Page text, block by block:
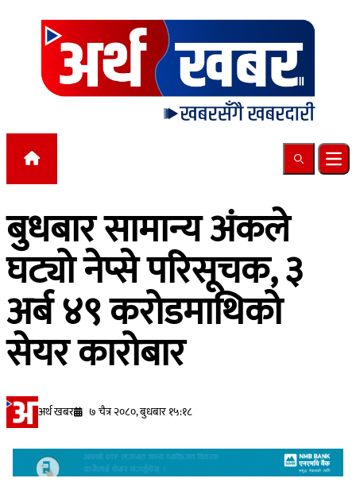
Skip to content
Search
बुधबार सामान्य अंकले
घट्यो नेप्से परिसूचक, ३
अर्ब ४९ करोडमाथिको
सेयर कारोबार
अर्थ खबर ७ चैत्र २०८०, बुधबार १५:१८